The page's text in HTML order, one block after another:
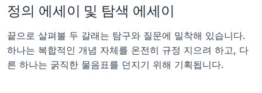
정의 에세이 및 탐색 에세이
끝으로 살펴볼 두 갈래는 탐구와 질문에 밀착해 있습니다.
하나는 복합적인 개념 자체를 온전히 규정 지으려 하고, 다
른 하나는 굵직한 물음표를 던지기 위해 기획됩니다.